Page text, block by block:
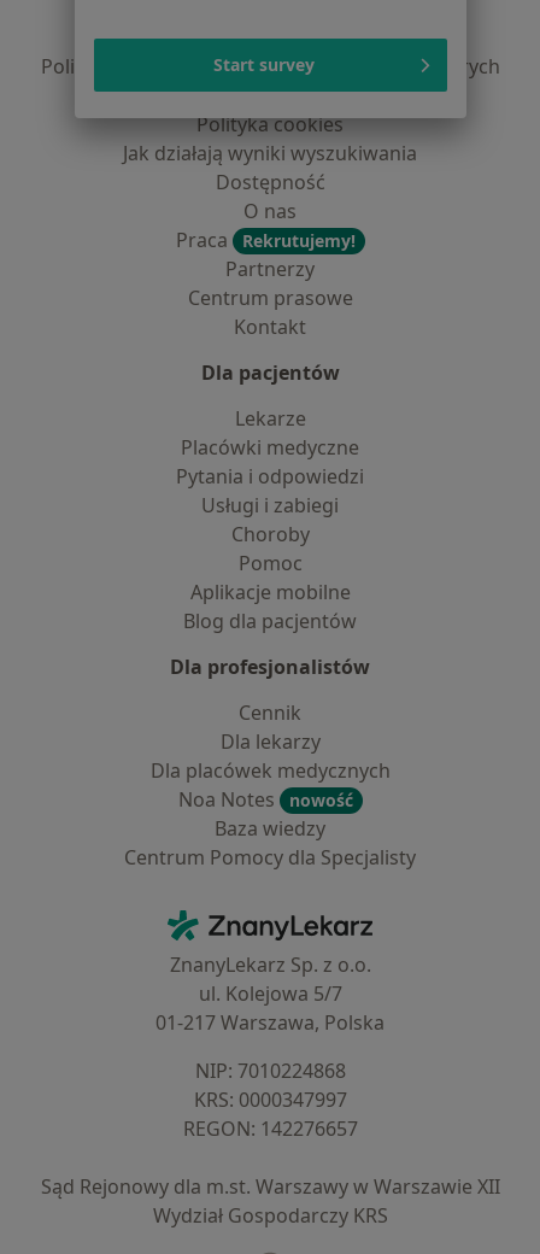
Polityka prywatności profesjonalistów
Polityka prywatności dla profesjonalistów, których
dane pozyskaliśmy samodzielnie
Polityka cookies
Jak działają wyniki wyszukiwania
Dostępność
O nas
Praca
Rekrutujemy!
Partnerzy
Centrum prasowe
Kontakt
Dla pacjentów
Lekarze
Placówki medyczne
Pytania i odpowiedzi
Usługi i zabiegi
Choroby
Pomoc
Aplikacje mobilne
Blog dla pacjentów
Dla profesjonalistów
Cennik
Dla lekarzy
Dla placówek medycznych
Noa Notes
nowość
Baza wiedzy
Centrum Pomocy dla Specjalisty
ZnanyLekarz - Strona główna
ZnanyLekarz Sp. z o.o.
ul. Kolejowa 5/7
01-217 Warszawa, Polska
NIP: ⁠7010224868
KRS: ⁠0000347997
REGON: ⁠142276657
Sąd Rejonowy dla m.st. Warszawy w Warszawie XII
Wydział Gospodarczy KRS
Start survey